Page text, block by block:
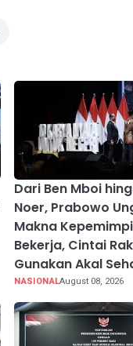
Dari Ben Mboi
Noer, Prabowo
Makna
Bekerja, Cintai
Gunakan Akal
NASIONALAugust 08, 2026